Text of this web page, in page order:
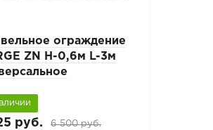
ограждение
ZN H-0,6м L-3м
руб. 6 500 руб.